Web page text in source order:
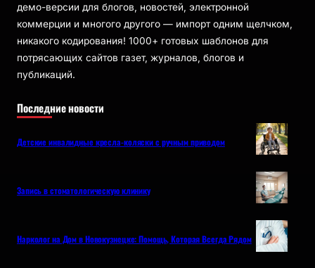
демо-версии для блогов, новостей, электронной
коммерции и многого другого — импорт одним щелчком,
никакого кодирования! 1000+ готовых шаблонов для
потрясающих сайтов газет, журналов, блогов и
публикаций.
Последние новости
Детские инвалидные кресла-коляски с ручным приводом
Запись в стоматологическую клинику
Нарколог на Дом в Новокузнецке: Помощь, Которая Всегда Рядом